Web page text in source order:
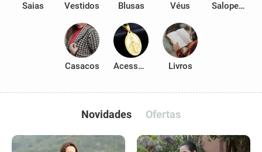
Saias Vestidos Blusas Véus Salopetes
Casacos Acessórios Livros
Novidades Ofertas